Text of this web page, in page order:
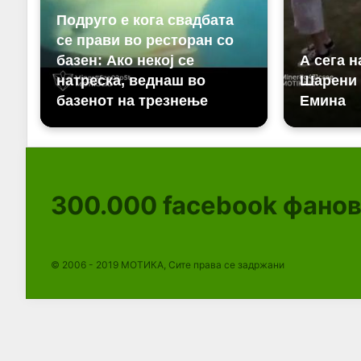
300.000 facebook
© 2006 - 2019 МОТИКА, Сите права се задржани